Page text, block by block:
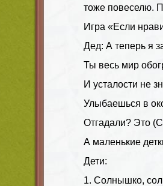
тоже повеселю.
Игра «Если
Дед: А теперь я
Ты весь мир
И усталости не
Улыбаешься в
Отгадали? Это
А маленькие
Дети:
1. Солнышко,